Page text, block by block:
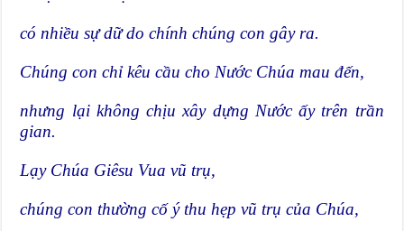
có nhiều sự dữ do chính chúng con gây ra.
Chúng con chỉ kêu cầu cho Nước Chúa mau đến,
nhưng lại không chịu xây dựng Nước ấy trên trần
gian.
Lạy Chúa Giêsu Vua vũ trụ,
chúng con thường cố ý thu hẹp vũ trụ của Chúa,